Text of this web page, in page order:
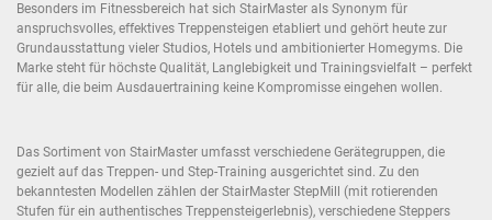
Besonders im Fitnessbereich hat sich StairMaster als Synonym für
anspruchsvolles, effektives Treppensteigen etabliert und gehört heute zur
Grundausstattung vieler Studios, Hotels und ambitionierter Homegyms. Die
Marke steht für höchste Qualität, Langlebigkeit und Trainingsvielfalt – perfekt
für alle, die beim Ausdauertraining keine Kompromisse eingehen wollen.
Das Sortiment von StairMaster umfasst verschiedene Gerätegruppen, die
gezielt auf das Treppen- und Step-Training ausgerichtet sind. Zu den
bekanntesten Modellen zählen der StairMaster StepMill (mit rotierenden
Stufen für ein authentisches Treppensteigerlebnis), verschiedene Steppers